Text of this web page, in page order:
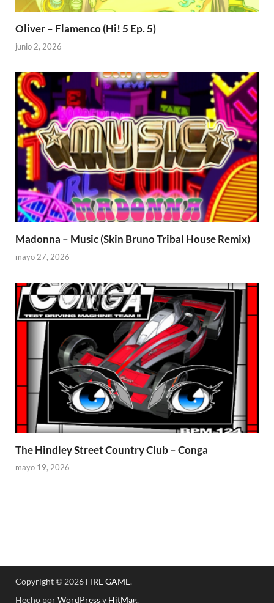
Oliver – Flamenco (Hi! 5 Ep. 5)
junio 2, 2026
Madonna – Music (Skin Bruno Tribal House Remix)
mayo 27, 2026
The Hindley Street Country Club – Conga
mayo 19, 2026
Copyright © 2026 FIRE GAME.
Hecho porWordPressy HitMag.